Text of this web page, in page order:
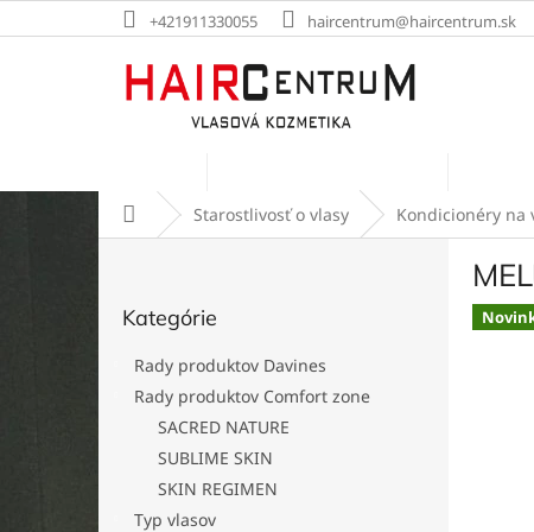
na
+421911330055 haircentrum@haircentrum.sk
DomovStarostlivosť o vlasy Kondicionéry na
kategórie
Kategórie
Rady produktov Davines
Rady produktov Comfort zone
SACRED NATURE
SUBLIME SKIN
SKIN REGIMEN
Typ vlasov